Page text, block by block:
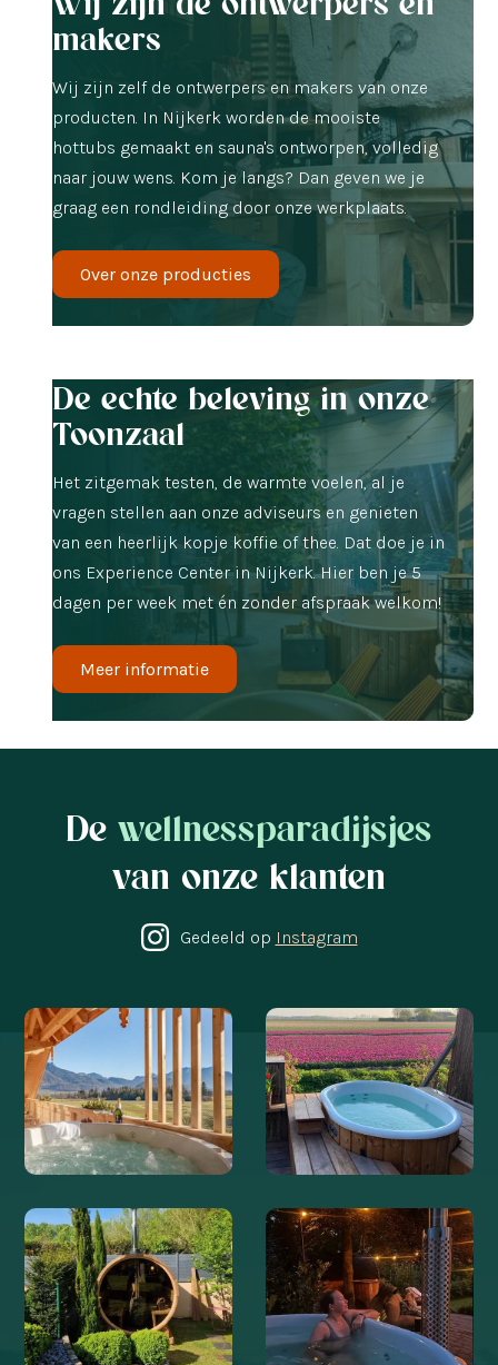
makers
Wij zijn zelf de ontwerpers en makers van onze
producten. In Nijkerk worden de mooiste
hottubs gemaakt en sauna's ontworpen, volledig
naar jouw wens. Kom je langs? Dan geven we je
graag een rondleiding door onze werkplaats.
Over onze producties
De echte beleving in onze
Toonzaal
Het zitgemak testen, de warmte voelen, al je
vragen stellen aan onze adviseurs en genieten
van een heerlijk kopje koffie of thee. Dat doe je in
ons Experience Center in Nijkerk. Hier ben je 5
dagen per week met én zonder afspraak welkom!
Meer informatie
De wellnessparadijsjes
van onze klanten
Gedeeld op Instagram
@CHALUXE_ @WELVAERE